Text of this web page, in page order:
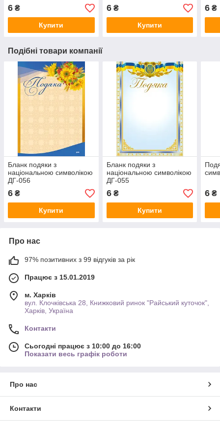
6 ₴
Купити
6₴
Купити
6 ₴
Подібні товари компанії
Бланк подяки з
національною символікою
ДГ-056
6 ₴
Купити
Бланк подяки з
національною символікою
ДГ-055
6₴
Купити
6 ₴
Про нас
97% позитивних з 99 відгуків за рік
Працює з 15.01.2019
м. Харків
вул. Клочківська 28, Книжковий ринок "Райський куточок",
Харків, Україна
Контакти
Сьогодні працює з 10:00 до 16:00
Показати весь графік роботи
Про нас
Контакти